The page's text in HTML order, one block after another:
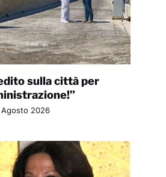
sulla città per
2026